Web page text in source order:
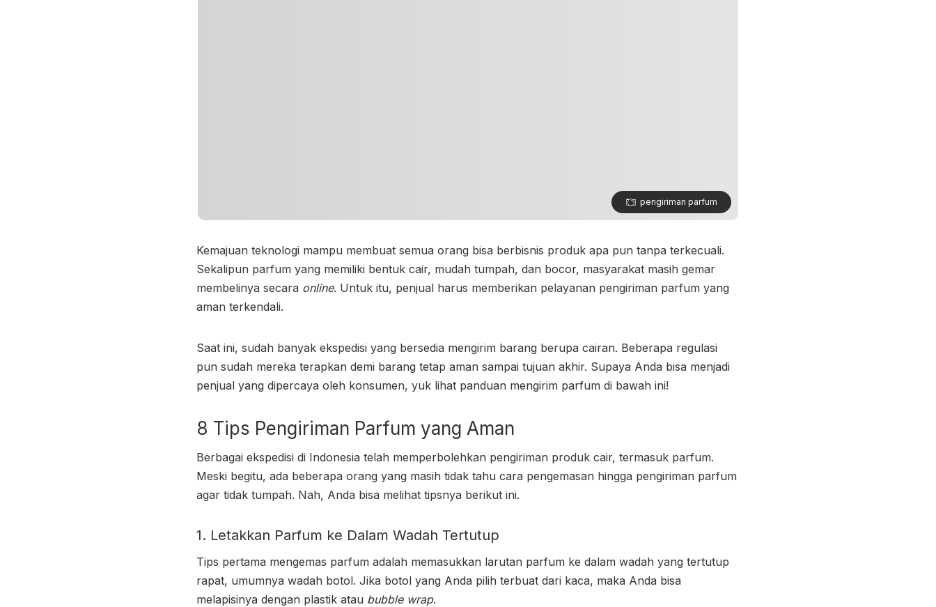
pengiriman parfum
Kemajuan teknologi mampu membuat semua orang bisa berbisnis produk apa pun tanpa terkecuali.
Sekalipun parfum yang memiliki bentuk cair, mudah tumpah, dan bocor, masyarakat masih gemar
membelinya secara online. Untuk itu, penjual harus memberikan pelayanan pengiriman parfum yang
aman terkendali.
Saat ini, sudah banyak ekspedisi yang bersedia mengirim barang berupa cairan. Beberapa regulasi
pun sudah mereka terapkan demi barang tetap aman sampai tujuan akhir. Supaya Anda bisa menjadi
penjual yang dipercaya oleh konsumen, yuk lihat panduan mengirim parfum di bawah ini!
8 Tips Pengiriman Parfum yang Aman
Berbagai ekspedisi di Indonesia telah memperbolehkan pengiriman produk cair, termasuk parfum.
Meski begitu, ada beberapa orang yang masih tidak tahu cara pengemasan hingga pengiriman parfum
agar tidak tumpah. Nah, Anda bisa melihat tipsnya berikut ini.
1. Letakkan Parfum ke Dalam Wadah Tertutup
Tips pertama mengemas parfum adalah memasukkan larutan parfum ke dalam wadah yang tertutup
rapat, umumnya wadah botol. Jika botol yang Anda pilih terbuat dari kaca, maka Anda bisa
melapisinya dengan plastik atau bubble wrap.